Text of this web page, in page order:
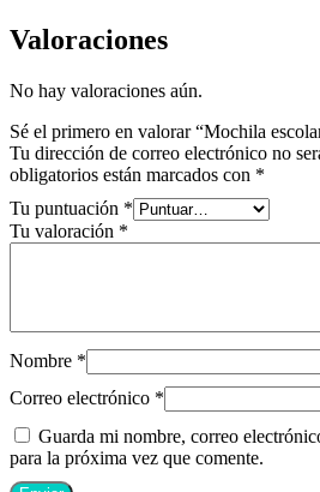
Valoraciones
No hay valoraciones aún.
Sé el primero en valorar “Mochila
Tu dirección de correo electrónico no
obligatorios están marcados con *
Tu puntuación *
Tu valoración *
Nombre *
Correo electrónico *
Guarda mi nombre, correo
para la próxima vez que comente.